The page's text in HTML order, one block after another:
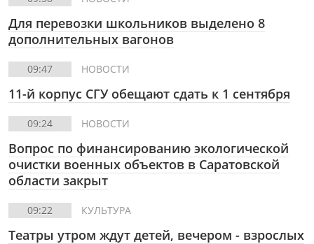
Для перевозки школьников выделено 8
дополнительных вагонов
09:47 НОВОСТИ
11-й корпус СГУ обещают сдать к 1 сентября
09:24 НОВОСТИ
Вопрос по финансированию экологической
очистки военных объектов в Саратовской
области закрыт
09:22 КУЛЬТУРА
Театры утром ждут детей, вечером - взрослых